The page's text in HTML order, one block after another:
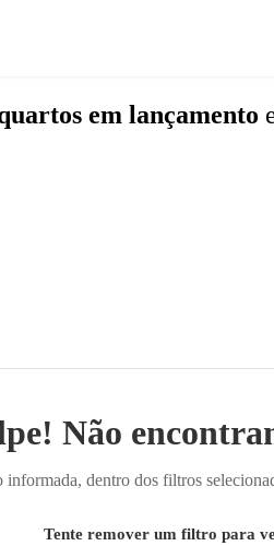
em lançamento
Não
dentro dos filtros
Tente remover um filtro para